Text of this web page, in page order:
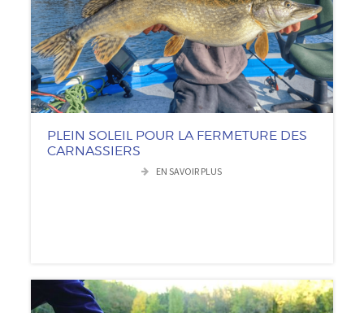
PLEIN SOLEIL POUR LA FERMETURE DES
CARNASSIERS
EN SAVOIR PLUS